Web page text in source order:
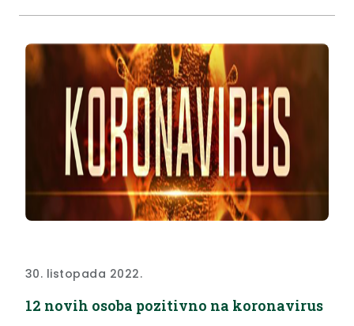
30. listopada 2022.
12 novih osoba pozitivno na koronavirus